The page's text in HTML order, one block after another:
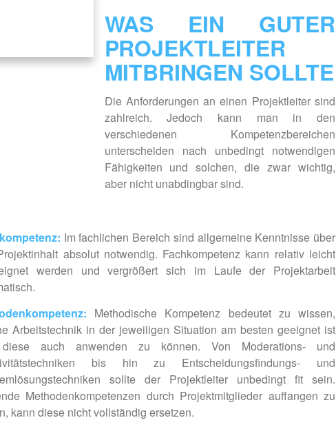
WAS EIN GUTER
PROJEKTLEITER
MITBRINGEN SOLLTE
Die Anforderungen an einen Projektleiter sind
zahlreich. Jedoch kann man in den
verschiedenen Kompetenzbereichen
unterscheiden nach unbedingt notwendigen
Fähigkeiten und solchen, die zwar wichtig,
aber nicht unabdingbar sind.
Im fachlichen Bereich sind allgemeine Kenntnisse über
absolut notwendig. Fachkompetenz kann relativ leicht
werden und vergrößert sich im Laufe der Projektarbeit
Methodische Kompetenz bedeutet zu wissen,
Arbeitstechnik in der jeweiligen Situation am besten geeignet ist
auch anwenden zu können. Von Moderations- und
bis hin zu Entscheidungsfindungs- und
sollte der Projektleiter unbedingt fit sein.
Methodenkompetenzen durch Projektmitglieder auffangen zu
kann diese nicht vollständig ersetzen.